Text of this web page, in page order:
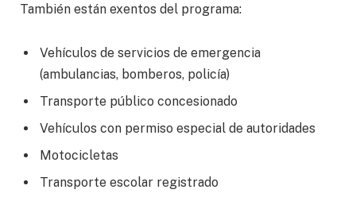
También están exentos del programa:
Vehículos de servicios de emergencia
(ambulancias, bomberos, policía)
Transporte público concesionado
Vehículos con permiso especial de autoridades
Motocicletas
Transporte escolar registrado